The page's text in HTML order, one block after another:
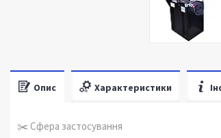
Опис Характеристики
✂️ Сфера застосування